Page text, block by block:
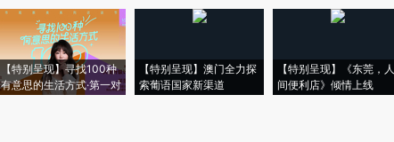
【特别呈现】寻找100种
有意思的生活方式·第一对
【特别呈现】澳门全力探
索葡语国家新渠道
【特别呈现】《东莞，人
间便利店》倾情上线